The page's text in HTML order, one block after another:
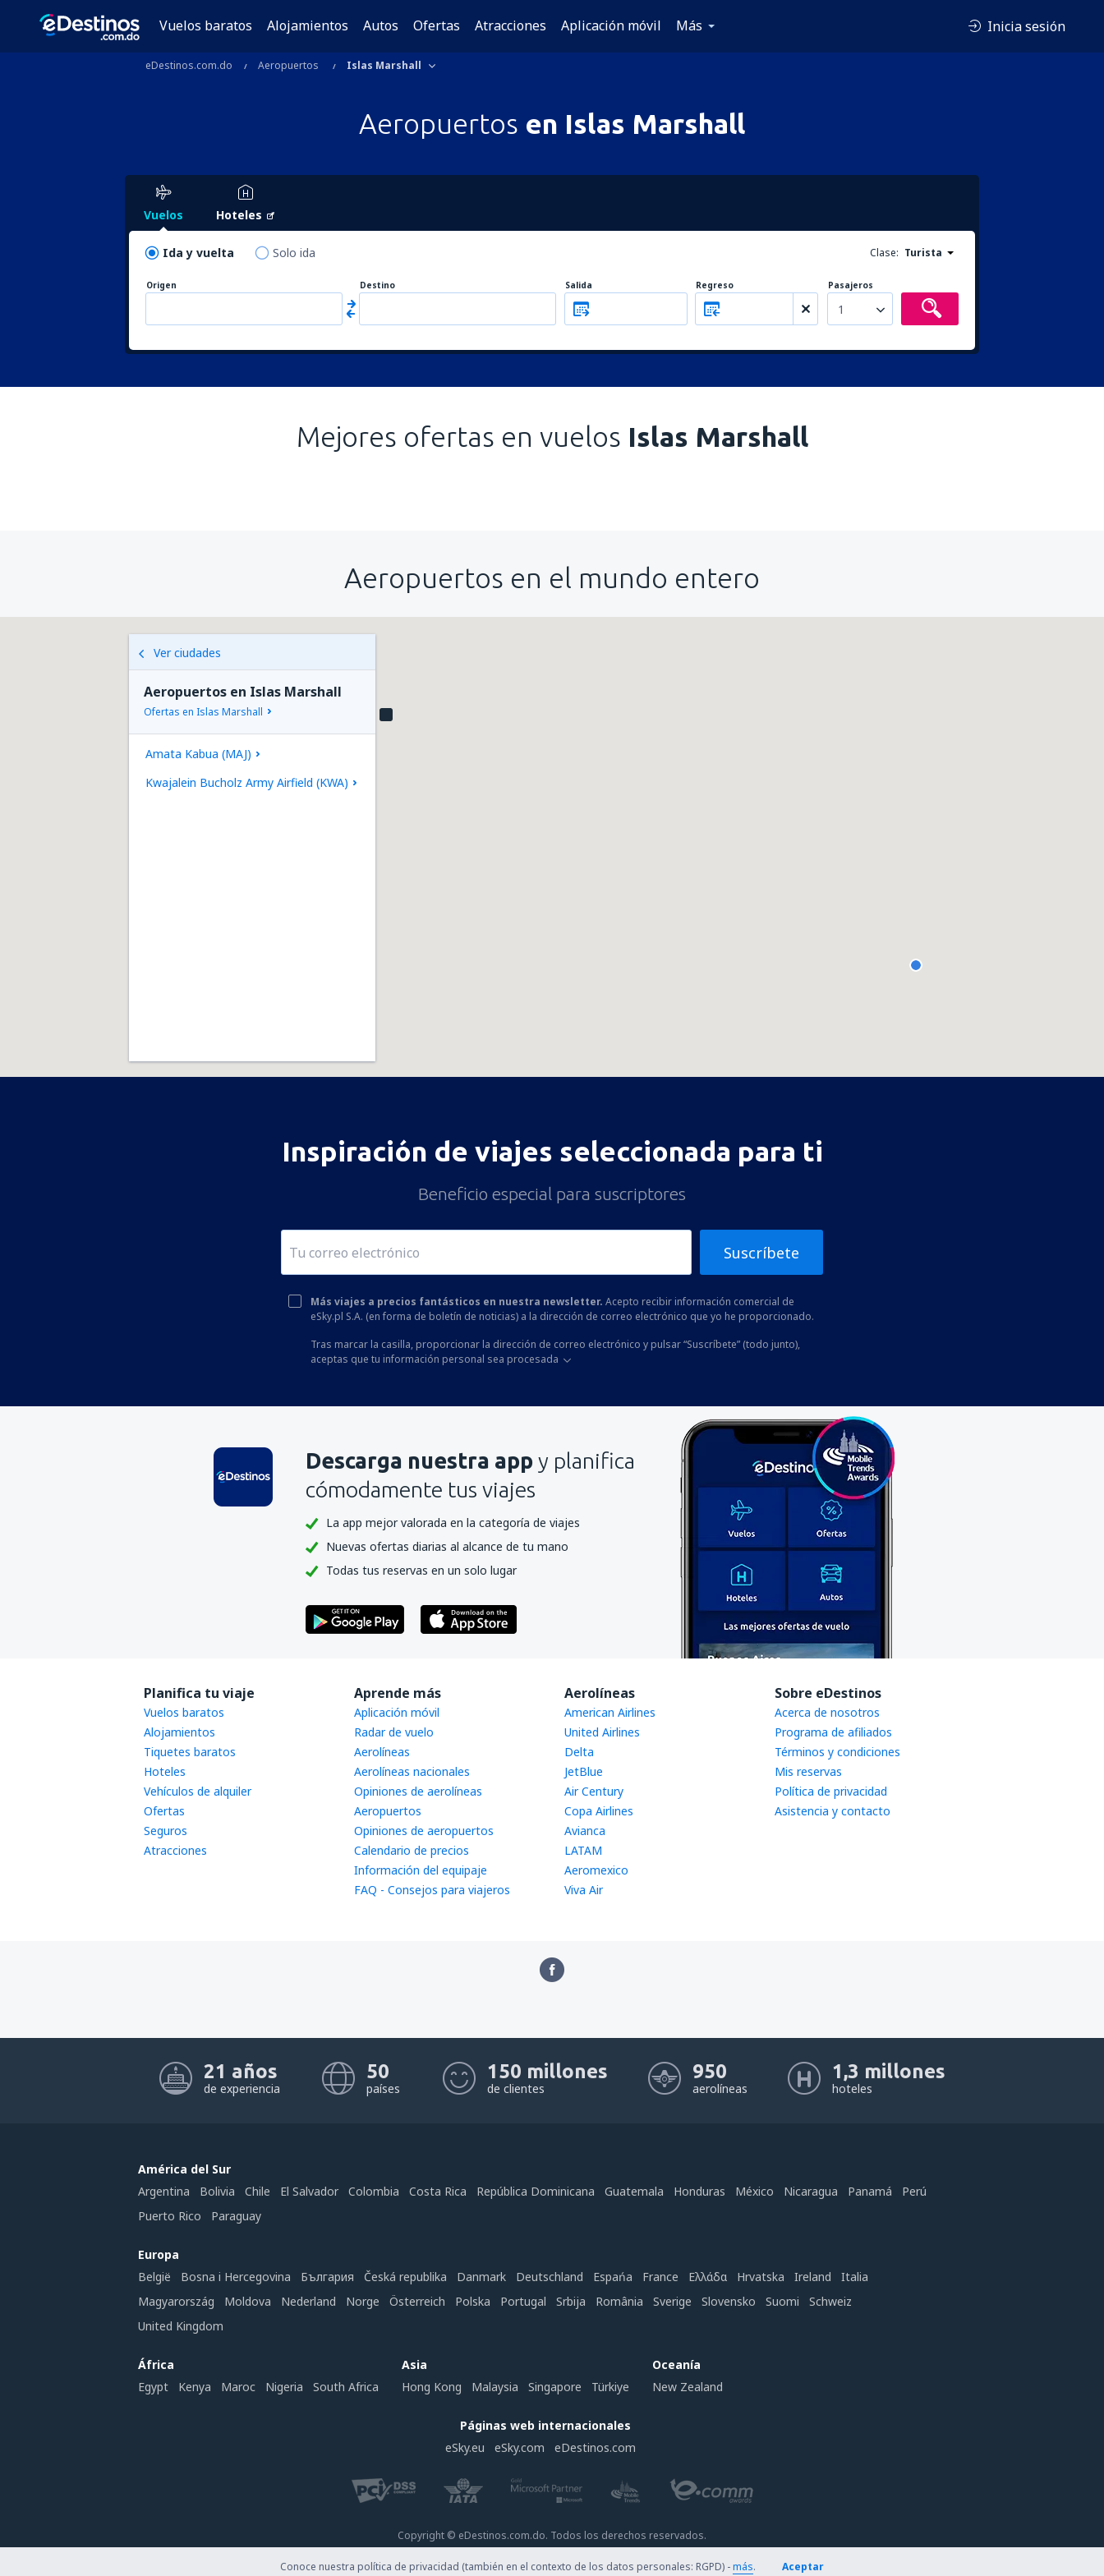
Vuelos baratos Alojamientos Autos Ofertas Atracciones Aplicación móvil Más Inicia sesión
eDestinos.com.do Aeropuertos Islas Marshall
Aeropuertos en Islas Marshall
Vuelos Hoteles
Ida y vuelta Solo ida Clase: Turista
Origen Destino Salida Regreso Pasajeros
1
Mejores ofertas en vuelos Islas Marshall
Aeropuertos en el mundo entero
Ver ciudades
Aeropuertos en Islas Marshall
Ofertas en Islas Marshall
Amata Kabua (MAJ)
Kwajalein Bucholz Army Airfield (KWA)
Inspiración de viajes seleccionada para ti
Beneficio especial para suscriptores
Suscríbete
Más viajes a precios fantásticos en nuestra newsletter. Acepto recibir información comercial de
eSky.pl S.A. (en forma de boletín de noticias) a la dirección de correo electrónico que yo he proporcionado.
Tras marcar la casilla, proporcionar la dirección de correo electrónico y pulsar “Suscríbete” (todo junto),
aceptas que tu información personal sea procesada
Descarga nuestra app y planifica
cómodamente tus viajes
La app mejor valorada en la categoría de viajes
Nuevas ofertas diarias al alcance de tu mano
Todas tus reservas en un solo lugar
Planifica tu viaje
Vuelos baratos
Alojamientos
Tiquetes baratos
Hoteles
Vehículos de alquiler
Ofertas
Seguros
Atracciones
Aprende más
Aplicación móvil
Radar de vuelo
Aerolíneas
Aerolíneas nacionales
Opiniones de aerolíneas
Aeropuertos
Opiniones de aeropuertos
Calendario de precios
Información del equipaje
FAQ - Consejos para viajeros
Aerolíneas
American Airlines
United Airlines
Delta
JetBlue
Air Century
Copa Airlines
Avianca
LATAM
Aeromexico
Viva Air
Sobre eDestinos
Acerca de nosotros
Programa de afiliados
Términos y condiciones
Mis reservas
Política de privacidad
Asistencia y contacto
21 años
de experiencia
50
países
150 millones
de clientes
950
aerolíneas
1,3 millones
hoteles
América del Sur
Argentina
Bolivia Chile El Salvador Colombia Costa Rica República Dominicana Guatemala Honduras México Nicaragua Panamá
Perú
Puerto Rico
Paraguay
Europa
België
Bosna i Hercegovina България Česká republika Danmark Deutschland Espańa France Ελλάδα Hrvatska Ireland
Italia
Magyarország
Moldova Nederland Norge Österreich Polska Portugal Srbija România Sverige Slovensko Suomi
Schweiz
United Kingdom
África
Egypt
Kenya Maroc Nigeria South Africa
Asia
Hong Kong
Malaysia Singapore Türkiye
Oceanía
New Zealand
Páginas web internacionales
eSky.eu
eSky.com eDestinos.com
Copyright © eDestinos.com.do. Todos los derechos reservados.
Conoce nuestra política de privacidad (también en el contexto de los datos personales: RGPD) -más. Aceptar